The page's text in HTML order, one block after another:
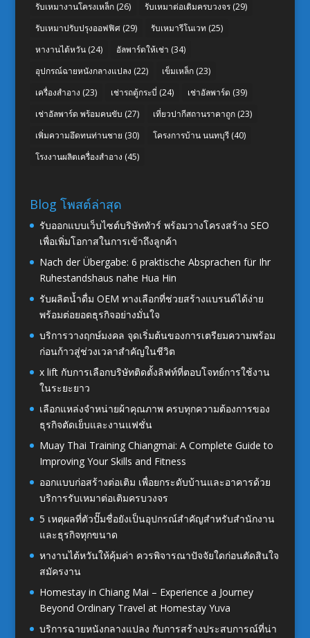
รับเหมางานโครงเหล็ก(26) รับเหมาต่อเติมครบวงจร(29)
รับเหมาปรับปรุงออฟฟิศ(29) รับเหมารีโนเวท (25)
หางานไต้หวัน(24) อัลพาร์ดให้เช่า (34)
อุปกรณ์ฉายหนังกลางแปลง (22) เข็มเหล็ก(23)
เครื่องสำอาง (23) เช่ารถตู้กระบี่ (24) เช่าอัลพาร์ด (39)
เช่าอัลพาร์ด พร้อมคนขับ (27) เที่ยวปากีสถานราคาถูก(23)
เพิ่มความอึดทนท่านชาย (30) โครงการบ้าน นนทบุรี(40)
โรงงานผลิตเครื่องสำอาง (45)
Blog โพสต์ล่าสุด
รับออกแบบเว็บไซต์บริษัททัวร์ พร้อมวางโครงสร้าง SEO
เพื่อเพิ่มโอกาสในการเข้าถึงลูกค้า
Nach der Übergabe: 6 praktische Absprachen für Ihr
Ruhestandshaus nahe Hua Hin
รับผลิตน้ำดื่ม OEM ทางเลือกที่ช่วยสร้างแบรนด์ได้ง่าย
พร้อมต่อยอดธุรกิจอย่างมั่นใจ
บริการวางฤกษ์มงคล จุดเริ่มต้นของการเตรียมความพร้อม
ก่อนก้าวสู่ช่วงเวลาสำคัญในชีวิต
x lift กับการเลือกบริษัทติดตั้งลิฟท์ที่ตอบโจทย์การใช้งาน
ในระยะยาว
เลือกแหล่งจำหน่ายผ้าคุณภาพ ครบทุกความต้องการของ
ธุรกิจตัดเย็บและงานแฟชั่น
Muay Thai Training Chiangmai: A Complete Guide to
Improving Your Skills and Fitness
ออกแบบก่อสร้างต่อเติม เพื่อยกระดับบ้านและอาคารด้วย
บริการรับเหมาต่อเติมครบวงจร
5 เหตุผลที่ตัวปั๊มชื่อยังเป็นอุปกรณ์สำคัญสำหรับสำนักงาน
และธุรกิจทุกขนาด
หางานไต้หวันให้คุ้มค่า ควรพิจารณาปัจจัยใดก่อนตัดสินใจ
สมัครงาน
Homestay in Chiang Mai – Experience a Journey
Beyond Ordinary Travel at Homestay Yuva
บริการฉายหนังกลางแปลง กับการสร้างประสบการณ์ที่น่า